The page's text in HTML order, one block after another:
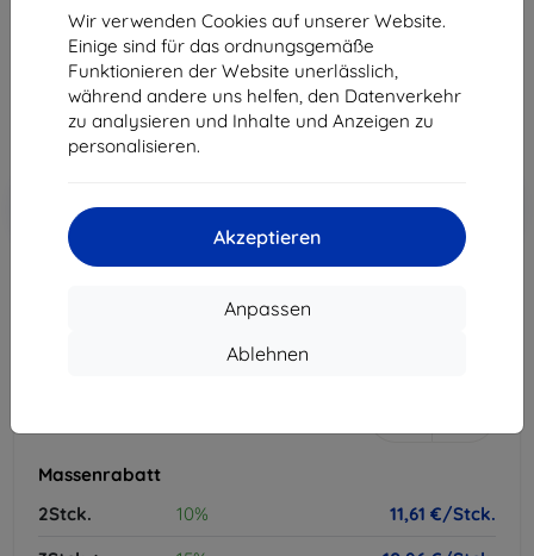
Wir verwenden Cookies auf unserer Website.
Einige sind für das ordnungsgemäße
Funktionieren der Website unerlässlich,
während andere uns helfen, den Datenverkehr
zu analysieren und Inhalte und Anzeigen zu
personalisieren.
Akzeptieren
Anpassen
Ablehnen
Produktbeschreibung
12,90 €
11,61 €
ohne MWSt 9,76 €
EXTRA10
Warenkorb
Massenrabatt
2Stck.
10%
11,61 €/Stck.